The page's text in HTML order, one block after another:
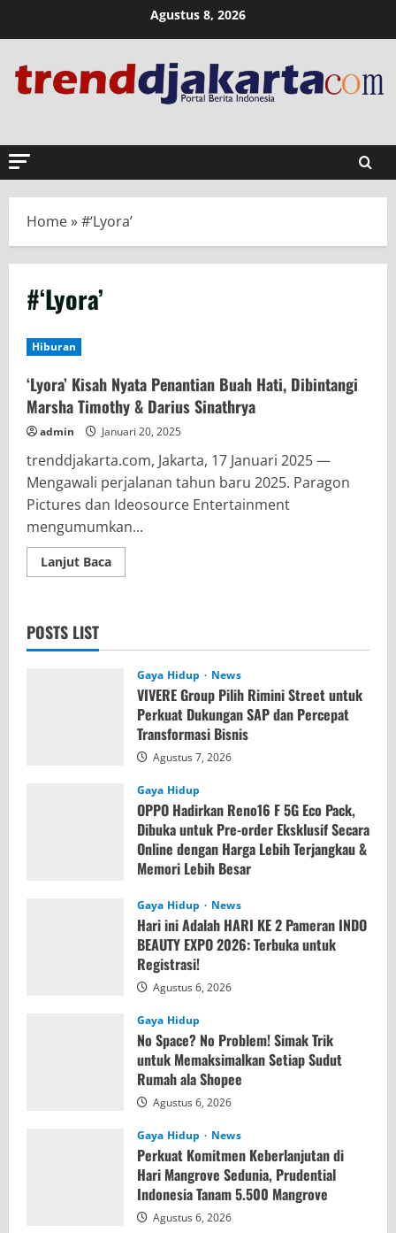
Agustus 8, 2026
Home»#‘Lyora’
#‘Lyora’
Hiburan
‘Lyora’ Kisah Nyata Penantian Buah Hati, Dibintangi
Marsha Timothy & Darius Sinathrya
admin Januari 20, 2025
trenddjakarta.com, Jakarta, 17 Januari 2025 —
Mengawali perjalanan tahun baru 2025. Paragon
Pictures dan Ideosource Entertainment
mengumumkan...
Lanjut BacaRead
more
Buah
Dibintangi
Marsha
Timothy
Darius
Sinathrya
POSTS LIST
Gaya Hidup News
VIVERE Group Pilih Rimini Street untuk
Perkuat Dukungan SAP dan Percepat
Transformasi Bisnis
Agustus 7, 2026
Gaya Hidup
OPPO Hadirkan Reno16 F 5G Eco Pack,
Dibuka untuk Pre-order Eksklusif Secara
Online dengan Harga Lebih Terjangkau &
Memori Lebih Besar
Gaya Hidup
News
Hari ini Adalah HARI KE 2 Pameran INDO
BEAUTY EXPO 2026: Terbuka untuk
Registrasi!
Agustus 6, 2026
Gaya Hidup
No Space? No Problem! Simak Trik
untuk Memaksimalkan Setiap Sudut
Rumah ala Shopee
Agustus 6, 2026
Gaya Hidup News
Perkuat Komitmen Keberlanjutan di
Hari Mangrove Sedunia, Prudential
Indonesia Tanam 5.500 Mangrove
Agustus 6, 2026